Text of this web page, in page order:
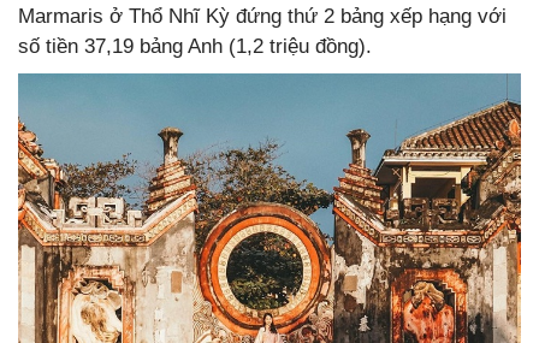
Marmaris ở Thổ Nhĩ Kỳ đứng thứ 2 bảng xếp hạng với
số tiền 37,19 bảng Anh (1,2 triệu đồng).